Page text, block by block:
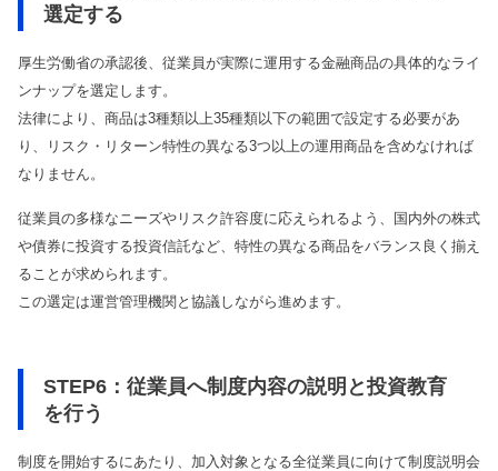
選定する
厚生労働省の承認後、従業員が実際に運用する金融商品の具体的なライ
ンナップを選定します。
法律により、商品は3種類以上35種類以下の範囲で設定する必要があ
り、リスク・リターン特性の異なる3つ以上の運用商品を含めなければ
なりません。
従業員の多様なニーズやリスク許容度に応えられるよう、国内外の株式
や債券に投資する投資信託など、特性の異なる商品をバランス良く揃え
ることが求められます。
この選定は運営管理機関と協議しながら進めます。
STEP6：従業員へ制度内容の説明と投資教育
を行う
制度を開始するにあたり、加入対象となる全従業員に向けて制度説明会